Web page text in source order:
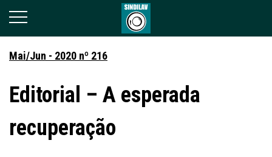
Mai/Jun - 2020 nº 216
Editorial – A esperada
recuperação